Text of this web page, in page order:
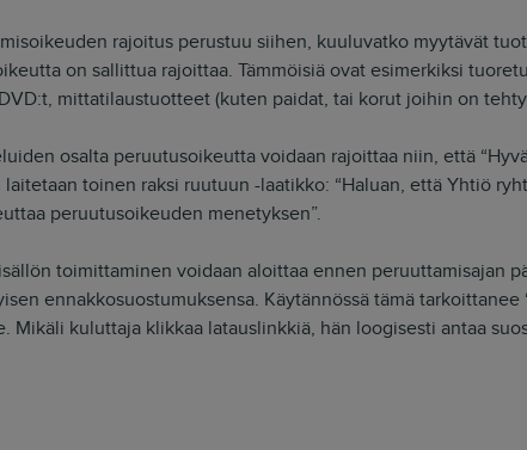
rajoitus perustuu siihen, kuuluvatko myytävät
on sallittua rajoittaa. Tämmöisiä ovat esimerkiksi
mittatilaustuotteet (kuten paidat, tai korut joihin on
osalta peruutusoikeutta voidaan rajoittaa niin, että
toinen raksi ruutuun -laatikko: “Haluan, että Yhtiö
peruutusoikeuden menetyksen”.
toimittaminen voidaan aloittaa ennen peruuttamisajan
ennakkosuostumuksensa. Käytännössä tämä tarkoittanee
Mikäli kuluttaja klikkaa latauslinkkiä, hän loogisesti antaa